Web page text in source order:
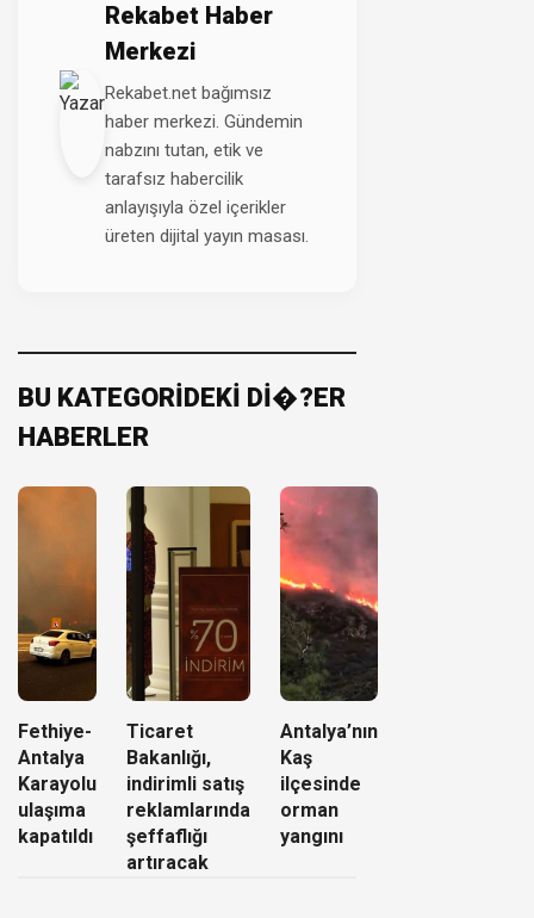
Rekabet Haber
Merkezi
Rekabet.net bağımsız
haber merkezi. Gündemin
nabzını tutan, etik ve
tarafsız habercilik
anlayışıyla özel içerikler
üreten dijital yayın masası.
BU KATEGORİDEKİ Dİ�?ER
HABERLER
Fethiye-
Antalya
Karayolu
ulaşıma
kapatıldı
Ticaret
Bakanlığı,
indirimli satış
reklamlarında
şeffaflığı
artıracak
Antalya’nın
Kaş
ilçesinde
orman
yangını